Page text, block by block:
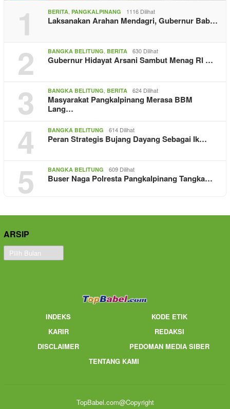
1 BERITA, PANGKALPINANG 1116 Dilihat
Laksanakan Arahan Mendagri, Gubernur Bab…
2 BANGKA BELITUNG, BERITA 630 Dilihat
Gubernur Hidayat Arsani Sambut Menag RI …
3 BANGKA BELITUNG, BERITA 624 Dilihat
Masyarakat Pangkalpinang Merasa BBM
Lang…
4 BANGKA BELITUNG 614 Dilihat
Peran Strategis Bujang Dayang Sebagai Ik…
5 BANGKA BELITUNG 609 Dilihat
Buser Naga Polresta Pangkalpinang Tangka…
ARSIP
Arsip
INDEKS
KODE ETIK
KARIR
REDAKSI
DISCLAIMER
PEDOMAN MEDIA SIBER
TENTANG KAMI
TopBabel.com@Copyright